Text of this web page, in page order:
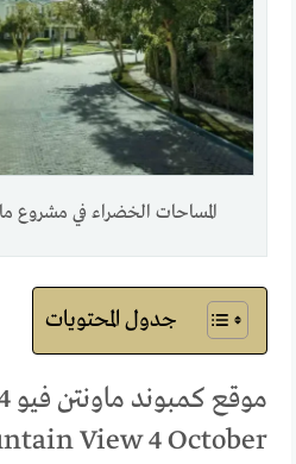
المساحات الخضراء في مشروع ماونتن فيو 4
جدول المحتويات
View 4 October